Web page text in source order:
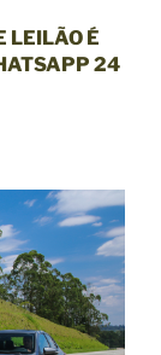
LEILÃO É
24